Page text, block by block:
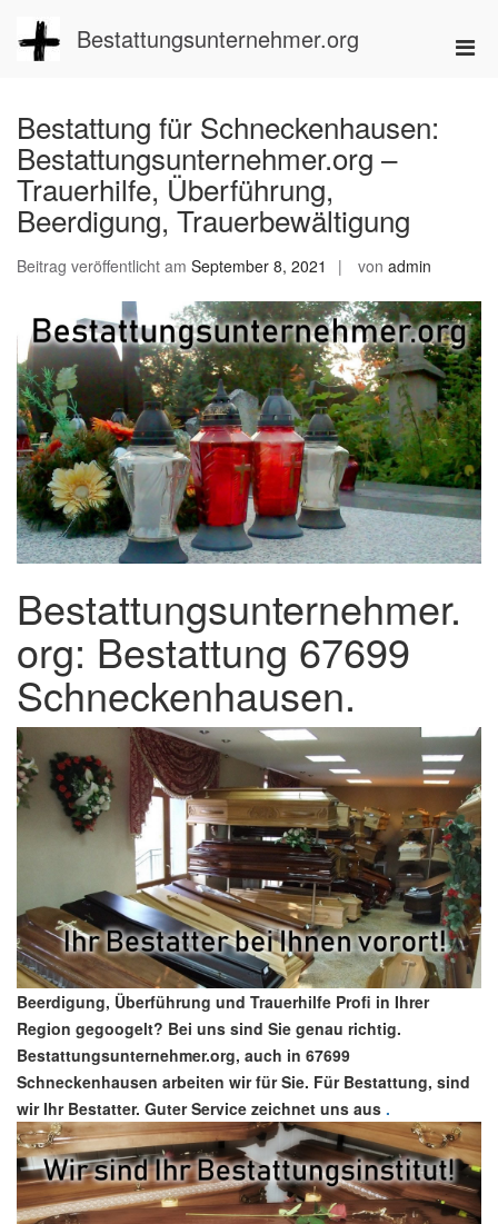
Inhalt
springen
Bestattungsunternehmer.org
Bestattung für Schneckenhausen:
Bestattungsunternehmer.org –
Trauerhilfe, Überführung,
Beerdigung, Trauerbewältigung
Beitrag veröffentlicht am September 8, 2021 von admin
Bestattungsunternehmer.
org: Bestattung 67699
Schneckenhausen.
Beerdigung, Überführung und Trauerhilfe Profi in Ihrer
Region gegoogelt? Bei uns sind Sie genau richtig.
Bestattungsunternehmer.org, auch in 67699
Schneckenhausen arbeiten wir für Sie. Für Bestattung, sind
wir Ihr Bestatter. Guter Service zeichnet uns aus .